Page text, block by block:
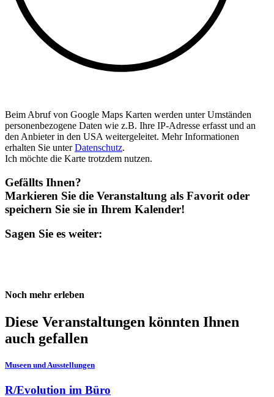
Beim Abruf von Google Maps Karten werden unter Umständen
personenbezogene Daten wie z.B. Ihre IP-Adresse erfasst und an
den Anbieter in den USA weitergeleitet. Mehr Informationen
erhalten Sie unterDatenschutz.
Ich möchte die Karte trotzdem nutzen.
Gefällts Ihnen?
Markieren Sie die Veranstaltung als Favorit oder
speichern Sie sie in Ihrem Kalender!
Sagen Sie es weiter:
Noch mehr erleben
Diese Veranstaltungen könnten Ihnen
auch gefallen
Museen und Ausstellungen
R/Evolution im Büro